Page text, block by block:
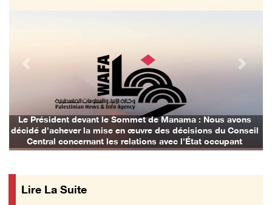
09/August/2026 07:34 AM
Des milices de colons israéliens volent un t ...
09/August/2026 07:02 AM
Des cas d’asphyxie ont été signalés dans le ...
09/August/2026 12:16 AM
Des colons attaquent une mosquée dans la bou ...
Le Président devant le Sommet de Manama : Nous avons
décidé d'achever la mise en œuvre des décisions du Conseil
Central concernant les relations avec l'État occupant
Previous Next
Lire La Suite